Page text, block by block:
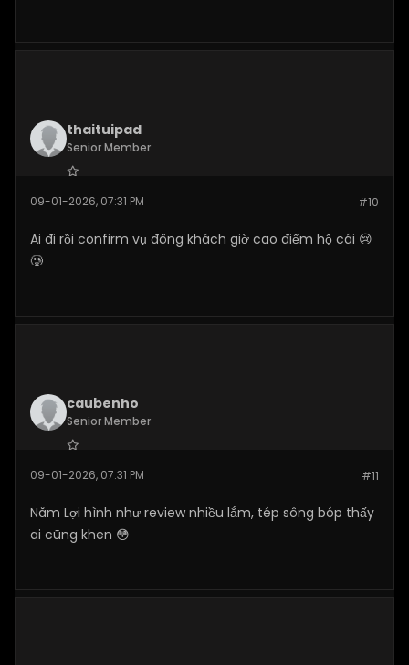
thaituipad
Senior Member
Posts: 110 #10
09-01-2026, 07:31 PM
Ai đi rồi confirm vụ đông khách giờ cao điểm hộ cái 😢
🥲
caubenho
Senior Member
Posts: 110 #11
09-01-2026, 07:31 PM
Năm Lợi hình như review nhiều lắm, tép sông bóp thấy
ai cũng khen 😳